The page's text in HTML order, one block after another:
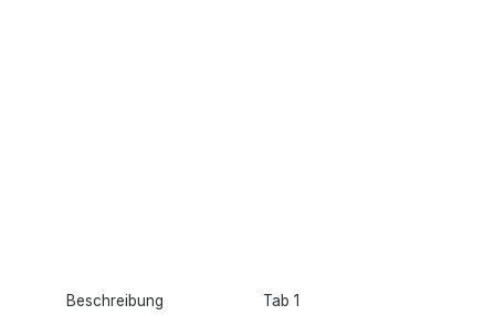
Beschreibung Tab 1